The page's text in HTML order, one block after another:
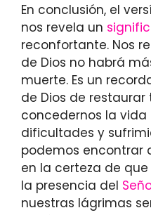
En conclusión, el
nos revela un
reconfortante. Nos
de Dios no habrá
muerte. Es un
de Dios de
concedernos la vida
dificultades y
podemos encontrar
en la certeza de
la presencia del
nuestras lágrimas